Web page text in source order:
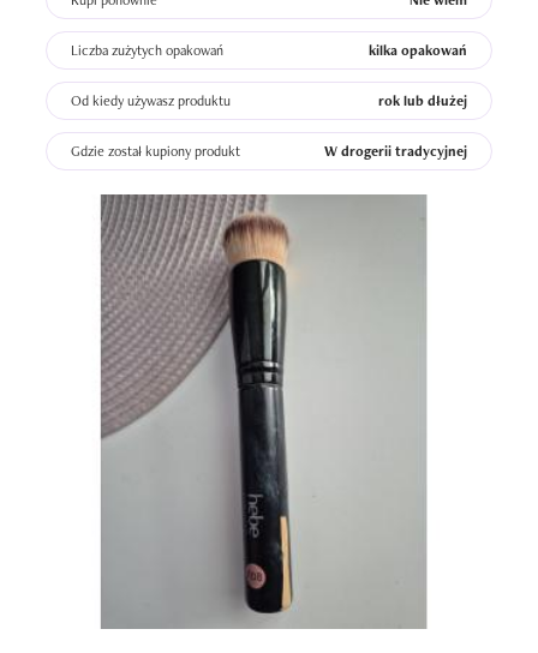
Liczba zużytych opakowań kilka opakowań
Od kiedy używasz produktu rok lub dłużej
Gdzie został kupiony produkt W drogerii tradycyjnej